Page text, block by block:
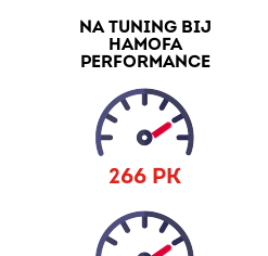
NA TUNING BIJ
HAMOFA
PERFORMANCE
266 PK